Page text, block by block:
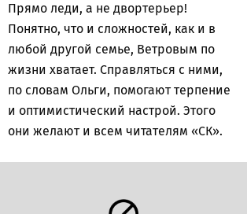
Прямо леди, а не двортерьер!
Понятно, что и сложностей, как и в
любой другой семье, Ветровым по
жизни хватает. Справляться с ними,
по словам Ольги, помогают терпение
и оптимистический настрой. Этого
они желают и всем читателям «СК».